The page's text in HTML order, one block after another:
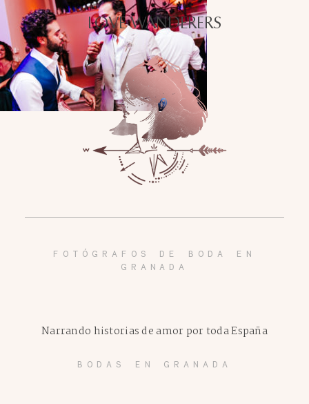
LOVE WANDERERS
FOTÓGRAFOS DE BODA EN
GRANADA
BODAS EN GRANADA
Narrando historias de amor por toda España